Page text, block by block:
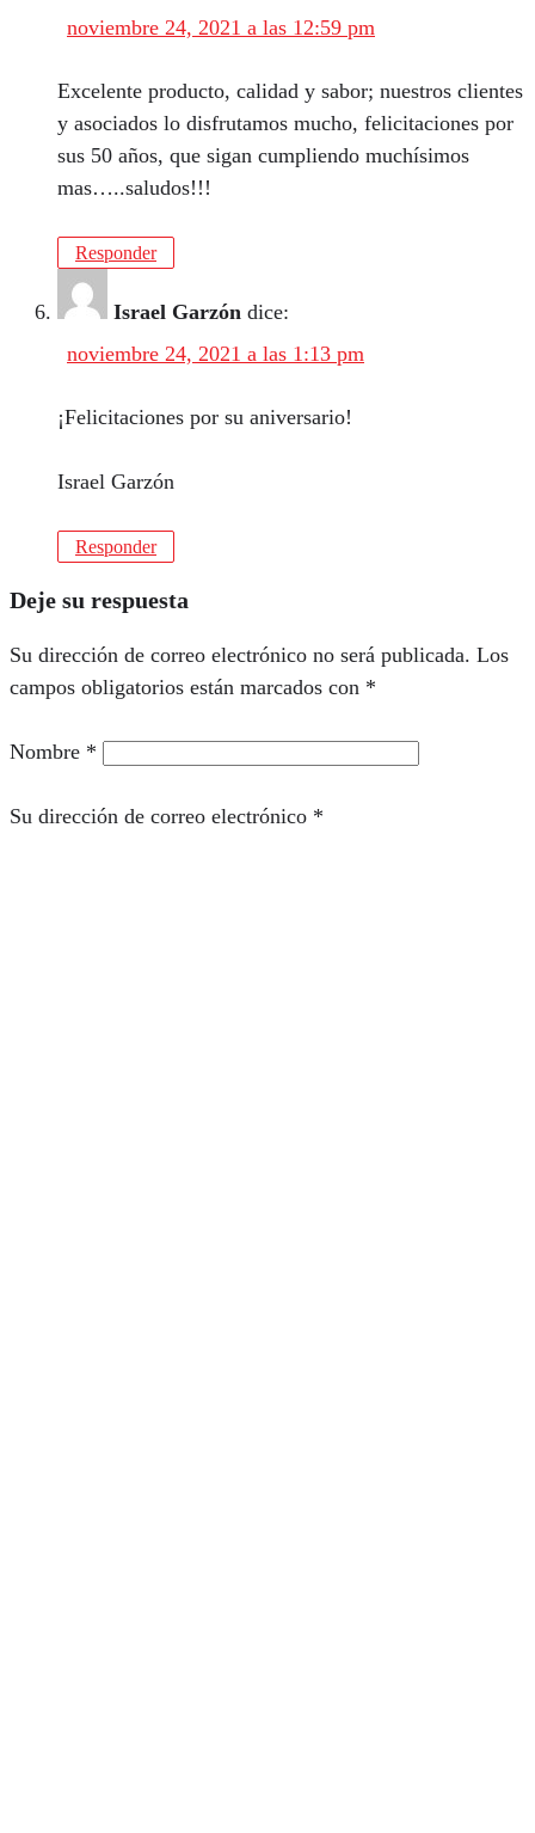
noviembre 24, 2021 a las 12:59 pm
Excelente producto, calidad y sabor; nuestros clientes
y asociados lo disfrutamos mucho, felicitaciones por
sus 50 años, que sigan cumpliendo muchísimos
mas…..saludos!!!
Responder
Israel Garzón dice:
noviembre 24, 2021 a las 1:13 pm
¡Felicitaciones por su aniversario!
Israel Garzón
Responder
Deje su respuesta
Su dirección de correo electrónico no será publicada. Los
campos obligatorios están marcados con *
Nombre *
Su dirección de correo electrónico *